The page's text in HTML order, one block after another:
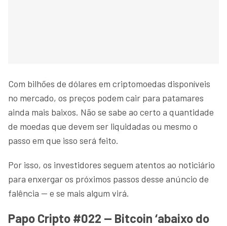
Com bilhões de dólares em criptomoedas disponíveis
no mercado, os preços podem cair para patamares
ainda mais baixos. Não se sabe ao certo a quantidade
de moedas que devem ser liquidadas ou mesmo o
passo em que isso será feito.
Por isso, os investidores seguem atentos ao noticiário
para enxergar os próximos passos desse anúncio de
falência — e se mais algum virá.
Papo Cripto #022 — Bitcoin ‘abaixo do